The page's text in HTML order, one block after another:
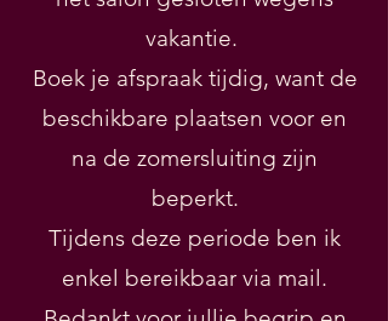
vakantie.
Boek je afspraak tijdig, want de
beschikbare plaatsen voor en
na de zomersluiting zijn
beperkt.
Tijdens deze periode ben ik
enkel bereikbaar via mail.